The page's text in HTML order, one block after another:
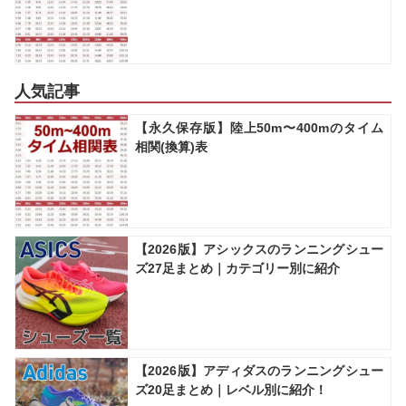
人気記事
【永久保存版】陸上50m〜400mのタイム
相関(換算)表
【2026版】アシックスのランニングシュー
ズ27足まとめ｜カテゴリー別に紹介
【2026版】アディダスのランニングシュー
ズ20足まとめ｜レベル別に紹介！